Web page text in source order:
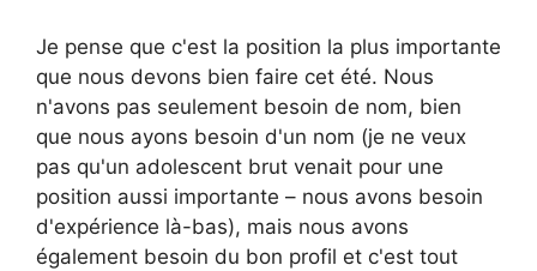
Je pense que c'est la position la plus importante
que nous devons bien faire cet été. Nous
n'avons pas seulement besoin de nom, bien
que nous ayons besoin d'un nom (je ne veux
pas qu'un adolescent brut venait pour une
position aussi importante – nous avons besoin
d'expérience là-bas), mais nous avons
également besoin du bon profil et c'est tout